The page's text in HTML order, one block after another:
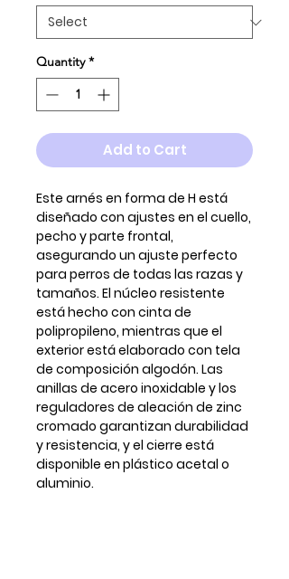
Quantity *
Add to Cart
Este arnés en forma de H está
diseñado con ajustes en el cuello,
pecho y parte frontal,
asegurando un ajuste perfecto
para perros de todas las razas y
tamaños. El núcleo resistente
está hecho con cinta de
polipropileno, mientras que el
exterior está elaborado con tela
de composición algodón. Las
anillas de acero inoxidable y los
reguladores de aleación de zinc
cromado garantizan durabilidad
y resistencia, y el cierre está
disponible en plástico acetal o
aluminio.